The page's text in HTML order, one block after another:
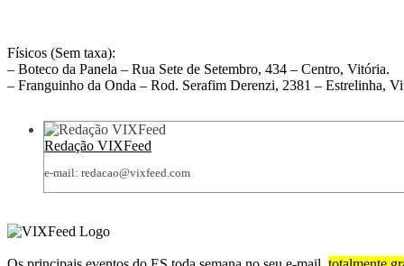
Físicos (Sem taxa):
– Boteco da Panela – Rua Sete de Setembro, 434 – Centro, Vitória.
– Franguinho da Onda – Rod. Serafim Derenzi, 2381 – Estrelinha,
Redação VIXFeed
e-mail: redacao@vixfeed.com